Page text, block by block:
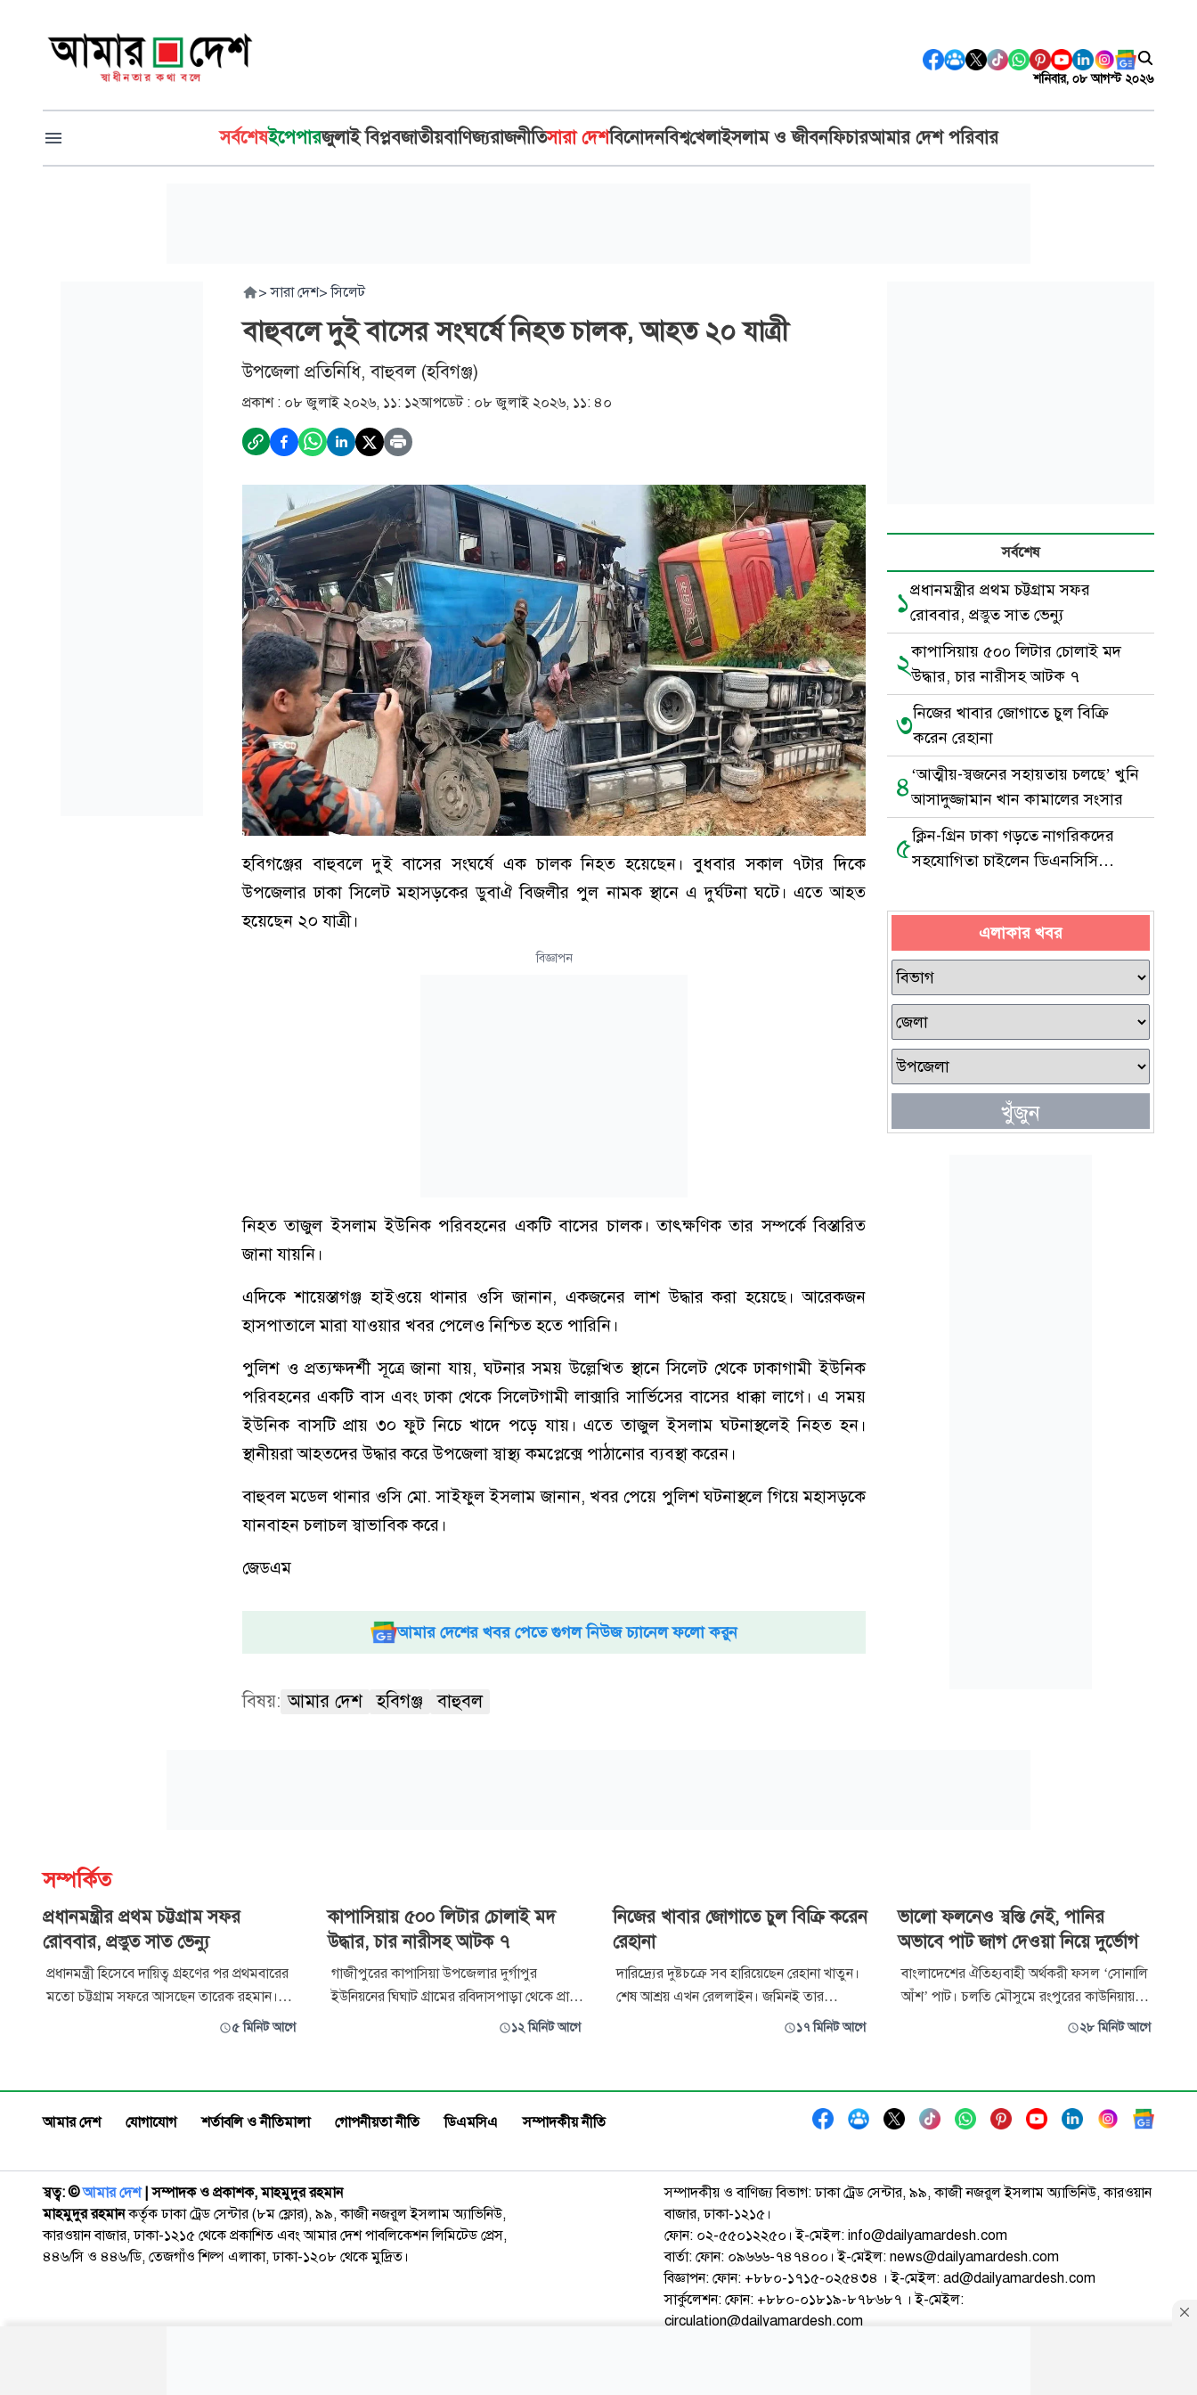
শনিবার, ০৮ আগস্ট ২০২৬
সর্বশেষইপেপারজুলাই বিপ্লবজাতীয়বাণিজ্যরাজনীতিসারা দেশবিনোদনবিশ্বখেলাইসলাম ও জীবনফিচারআমার দেশ পরিবার
> সারা দেশ> সিলেট
বাহুবলে দুই বাসের সংঘর্ষে নিহত চালক, আহত ২০ যাত্রী
উপজেলা প্রতিনিধি, বাহুবল (হবিগঞ্জ)
প্রকাশ : ০৮ জুলাই ২০২৬, ১১: ১২আপডেট : ০৮ জুলাই ২০২৬, ১১: ৪০
হবিগঞ্জের বাহুবলে দুই বাসের সংঘর্ষে এক চালক নিহত হয়েছেন। বুধবার সকাল ৭টার দিকে
উপজেলার ঢাকা সিলেট মহাসড়কের ডুবাঐ বিজলীর পুল নামক স্থানে এ দুর্ঘটনা ঘটে। এতে আহত
হয়েছেন ২০ যাত্রী।
বিজ্ঞাপন
নিহত তাজুল ইসলাম ইউনিক পরিবহনের একটি বাসের চালক। তাৎক্ষণিক তার সম্পর্কে বিস্তারিত
জানা যায়নি।
এদিকে শায়েস্তাগঞ্জ হাইওয়ে থানার ওসি জানান, একজনের লাশ উদ্ধার করা হয়েছে। আরেকজন
হাসপাতালে মারা যাওয়ার খবর পেলেও নিশ্চিত হতে পারিনি।
‎পুলিশ ও প্রত্যক্ষদর্শী সূত্রে জানা যায়, ঘটনার সময় উল্লেখিত স্থানে সিলেট থেকে ঢাকাগামী ইউনিক
পরিবহনের একটি বাস এবং ঢাকা থেকে সিলেটগামী লাক্সারি সার্ভিসের বাসের ধাক্কা লাগে। এ সময়
ইউনিক বাসটি প্রায় ৩০ ফুট নিচে খাদে পড়ে যায়। এতে তাজুল ইসলাম ঘটনাস্থলেই নিহত হন।
স্থানীয়রা আহতদের উদ্ধার করে উপজেলা স্বাস্থ্য কমপ্লেক্সে পাঠানোর ব্যবস্থা করেন।
‎বাহুবল মডেল থানার ওসি মো. সাইফুল ইসলাম জানান, খবর পেয়ে পুলিশ ঘটনাস্থলে গিয়ে মহাসড়কে
যানবাহন চলাচল স্বাভাবিক করে।
জেডএম
আমার দেশের খবর পেতে গুগল নিউজ চ্যানেল ফলো করুন
বিষয়: আমার দেশ হবিগঞ্জ বাহুবল
সর্বশেষ
১প্রধানমন্ত্রীর প্রথম চট্টগ্রাম সফর
রোববার, প্রস্তুত সাত ভেন্যু
২কাপাসিয়ায় ৫০০ লিটার চোলাই মদ
উদ্ধার, চার নারীসহ আটক ৭
৩নিজের খাবার জোগাতে চুল বিক্রি
করেন রেহানা
৪‘আত্মীয়-স্বজনের সহায়তায় চলছে’ খুনি
আসাদুজ্জামান খান কামালের সংসার
৫ক্লিন-গ্রিন ঢাকা গড়তে নাগরিকদের
সহযোগিতা চাইলেন ডিএনসিসি
এলাকার খবর
খুঁজুন
সম্পর্কিত
প্রধানমন্ত্রীর প্রথম চট্টগ্রাম সফর
রোববার, প্রস্তুত সাত ভেন্যু
প্রধানমন্ত্রী হিসেবে দায়িত্ব গ্রহণের পর প্রথমবারের
মতো চট্টগ্রাম সফরে আসছেন তারেক রহমান।
আগামীকাল রোববার একদিনের সফরে
কর্মসূচিতে অংশ নেবেন তিনি। সফরের শেষ পর্যায়ে
সন্ধ্যায় চট্টগ্রাম নগরীর পাঁচ তারকা হোটেল রেডি
৫ মিনিট আগে
কাপাসিয়ায় ৫০০ লিটার চোলাই মদ
উদ্ধার, চার নারীসহ আটক ৭
গাজীপুরের কাপাসিয়া উপজেলার দুর্গাপুর
ইউনিয়নের ঘিঘাট গ্রামের রবিদাসপাড়া থেকে প্রায়
৫০০ লিটার দেশীয় চোলাই মদ উদ্ধার করেছে
রাখা এসব মদ উদ্ধার করা হয়। থানা পুলিশ
অভিযান চালিয়ে ঘটনার সঙ্গে জড়িত স
১২ মিনিট আগে
নিজের খাবার জোগাতে চুল বিক্রি করেন
রেহানা
দারিদ্র্যের দুষ্টচক্রে সব হারিয়েছেন রেহানা খাতুন।
শেষ আশ্রয় এখন রেললাইন। জমিনই তার
বসতভিটা আর আকাশ মাথার ওপর ছাদ। দুই
অন্যদিকে খাবারের অনিশ্চয়তা। এমন পরিস্থিতিতে
১৭ মিনিট আগে
ভালো ফলনেও স্বস্তি নেই, পানির
অভাবে পাট জাগ দেওয়া নিয়ে দুর্ভোগ
বাংলাদেশের ঐতিহ্যবাহী অর্থকরী ফসল ‘সোনালি
আঁশ’ পাট। চলতি মৌসুমে রংপুরের কাউনিয়ায়
পাটের ভালো ফলন হলেও পর্যাপ্ত পানির অভাবে
পাটের মান ও ন্যায্য দাম পাওয়া নিয়েও শঙ্কা দেখা
দিয়েছে। উপজেলা কৃষি অফিস সূত্রে জ
২৮ মিনিট আগে
আমার দেশ যোগাযোগ শর্তাবলি ও নীতিমালা গোপনীয়তা নীতি ডিএমসিএ সম্পাদকীয় নীতি
স্বত্ব: ©️আমার দেশ| সম্পাদক ও প্রকাশক, মাহমুদুর রহমান
মাহমুদুর রহমানকর্তৃক ঢাকা ট্রেড সেন্টার (৮ম ফ্লোর), ৯৯, কাজী নজরুল ইসলাম অ্যাভিনিউ,
কারওয়ান বাজার, ঢাকা-১২১৫ থেকে প্রকাশিত এবং আমার দেশ পাবলিকেশন লিমিটেড প্রেস,
৪৪৬/সি ও ৪৪৬/ডি, তেজগাঁও শিল্প এলাকা, ঢাকা-১২০৮ থেকে মুদ্রিত।
সম্পাদকীয় ও বাণিজ্য বিভাগ: ঢাকা ট্রেড সেন্টার, ৯৯, কাজী নজরুল ইসলাম অ্যাভিনিউ, কারওয়ান
বাজার, ঢাকা-১২১৫।
ফোন: ০২-৫৫০১২২৫০। ই-মেইল: info@dailyamardesh.com
বার্তা: ফোন: ০৯৬৬৬-৭৪৭৪০০। ই-মেইল: news@dailyamardesh.com
বিজ্ঞাপন: ফোন: +৮৮০-১৭১৫-০২৫৪৩৪ । ই-মেইল: ad@dailyamardesh.com
সার্কুলেশন: ফোন: +৮৮০-০১৮১৯-৮৭৮৬৮৭ । ই-মেইল:
circulation@dailyamardesh.com